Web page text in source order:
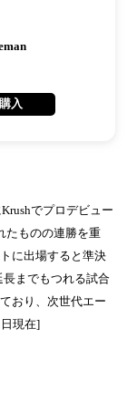
入
でプロデビュー
たものの連勝を重
に出場すると準決
長までもつれる試合
おり、次世代エー
現在]